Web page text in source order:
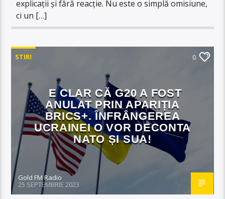
explicații și fără reacție. Nu este o simplă omisiune,
ci un […]
STIRI 0
E CLAR CĂ G20 A FOST
ANULAT PRIN APARIȚIA
BRICS+. ÎNFRÂNGEREA
UCRAINEI O VOR DECONTA
NATO ȘI SUA!
Gold FM Radio
25 SEPTEMBRIE 2023